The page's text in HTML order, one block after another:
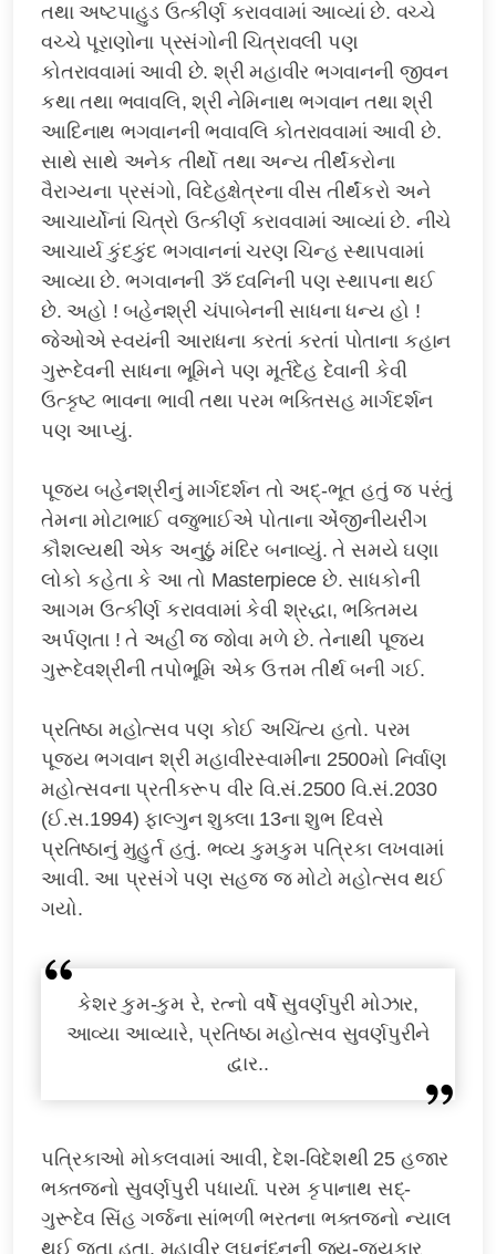
તથા અષ્ટપાહુડ ઉત્કીર્ણ કરાવવામાં આવ્યાં છે. વચ્ચે
વચ્ચે પૂરાણોના પ્રસંગોની ચિત્રાવલી પણ
કોતરાવવામાં આવી છે. શ્રી મહાવીર ભગવાનની જીવન
કથા તથા ભવાવલિ, શ્રી નેમિનાથ ભગવાન તથા શ્રી
આદિનાથ ભગવાનની ભવાવલિ કોતરાવવામાં આવી છે.
સાથે સાથે અનેક તીર્થો તથા અન્ય તીર્થંકરોના
વૈરાગ્યના પ્રસંગો, વિદેહક્ષેત્રના વીસ તીર્થંકરો અને
આચાર્યોનાં ચિત્રો ઉત્કીર્ણ કરાવવામાં આવ્યાં છે. નીચે
આચાર્ય કુંદકુંદ ભગવાનનાં ચરણ ચિન્હ સ્થાપવામાં
આવ્યા છે. ભગવાનની ૐ ધ્વનિની પણ સ્થાપના થઈ
છે. અહો ! બહેનશ્રી ચંપાબેનની સાધના ધન્ય હો !
જેઓએ સ્વયંની આરાધના કરતાં કરતાં પોતાના કહાન
ગુરૂદેવની સાધના ભૂમિને પણ મૂર્તદેહ દેવાની કેવી
ઉત્કૃષ્ટ ભાવના ભાવી તથા પરમ ભક્તિસહ માર્ગદર્શન
પણ આપ્યું.
પૂજ્ય બહેનશ્રીનું માર્ગદર્શન તો અદ્-ભૂત હતું જ પરંતું
તેમના મોટાભાઈ વજુભાઈએ પોતાના એંજીનીયરીંગ
કૌશલ્યથી એક અનુઠું મંદિર બનાવ્યું. તે સમયે ઘણા
લોકો કહેતા કે આ તો Masterpiece છે. સાધકોની
આગમ ઉત્કીર્ણ કરાવવામાં કેવી શ્રદ્ધા, ભક્તિમય
અર્પણતા ! તે અહીં જ જોવા મળે છે. તેનાથી પૂજ્ય
ગુરૂદેવશ્રીની તપોભૂમિ એક ઉત્તમ તીર્થ બની ગઈ.
પ્રતિષ્ઠા મહોત્સવ પણ કોઈ અચિંત્ય હતો. પરમ
પૂજ્ય ભગવાન શ્રી મહાવીરસ્વામીના 2500મો નિર્વાણ
મહોત્સવના પ્રતીકરૂપ વીર વિ.સં.2500 વિ.સં.2030
(ઈ.સ.1994) ફાલ્ગુન શુક્લા 13ના શુભ દિવસે
પ્રતિષ્ઠાનું મુહુર્ત હતું. ભવ્ય કુમકુમ પત્રિકા લખવામાં
આવી. આ પ્રસંગે પણ સહજ જ મોટો મહોત્સવ થઈ
ગયો.
કેશર કુમ-કુમ રે, રત્નો વર્ષે સુવર્ણપુરી મોઝાર,
આવ્યા આવ્યારે, પ્રતિષ્ઠા મહોત્સવ સુવર્ણપુરીને
દ્વાર..
પત્રિકાઓ મોકલવામાં આવી, દેશ-વિદેશથી 25 હજાર
ભક્તજનો સુવર્ણપુરી પધાર્યા. પરમ કૃપાનાથ સદ્-
ગુરૂદેવ સિંહ ગર્જના સાંભળી ભરતના ભક્તજનો ન્યાલ
થઈ જતા હતા. મહાવીર લઘુનંદનની જય-જયકાર